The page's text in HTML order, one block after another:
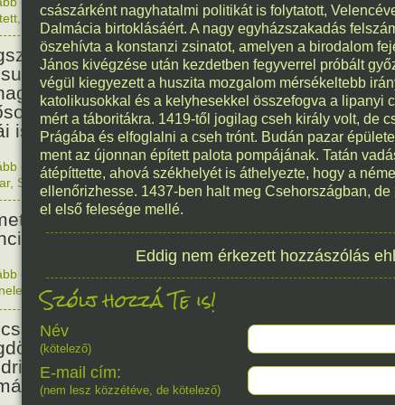
Zene,Magyar
Csenki Imre,
díjas zeneszerző,
zenepedagógus, akinek
népdalfeldolgozásai,
ismertek.
olvasom |
Nincs hozzászólás, szólj hozzá!
, Született,Zene
megtámadta
olvasom
román katonai erőkkel
a Peidl-kormányt, és
István alakított új
császárként nagyhatalmi politikát is folytatott,
Dalmácia birtoklásáért. A nagy egyházszakadás
öszehívta a konstanzi zsinatot, amelyen a birodalom
János kivégzése után kezdetben fegyverrel próbált
végül kiegyezett a huszita mozgalom mérsékeltebb
katolikusokkal és a kelyhesekkel összefogva a lipanyi
mért a táboritákra. 1419-től jogilag cseh király volt, de
Prágába és elfoglalni a cseh trónt. Budán pazar
ment az újonnan épített palota pompájának. Tatán
átépíttette, ahová székhelyét is áthelyezte, hogy a
ellenőrizhesse. 1437-ben halt meg Csehországban,
el első felesége mellé.
Eddig nem érkezett hozzászólás
Szólj hozzá Te is!
Név
(kötelező)
E-mail cím:
(nem lesz közzétéve, de kötelező)